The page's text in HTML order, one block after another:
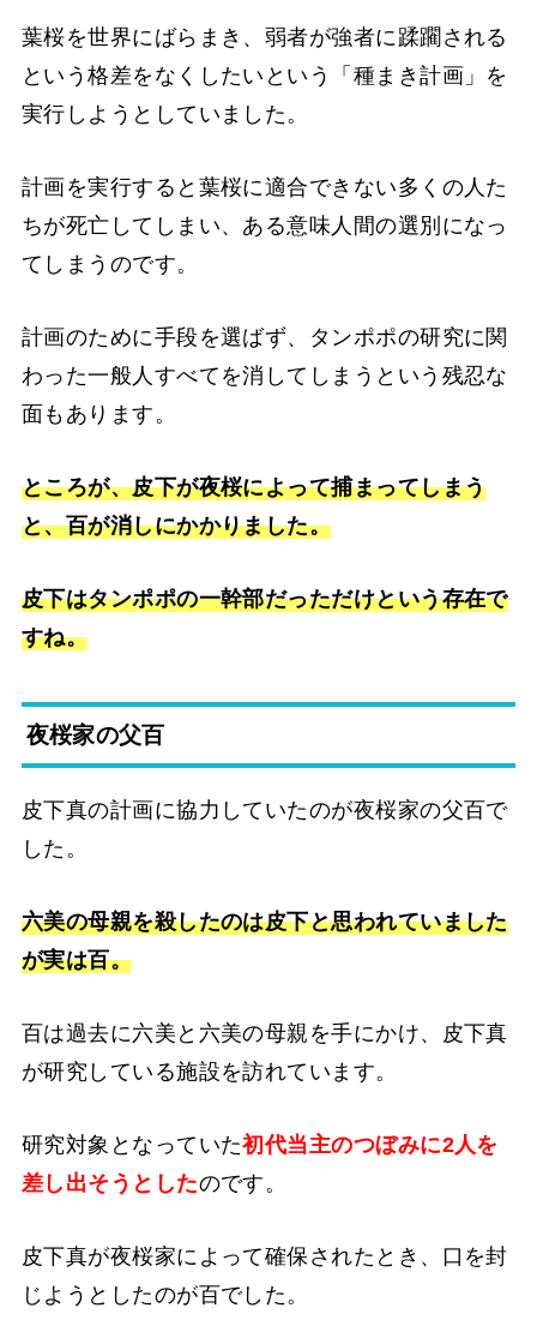
葉桜を世界にばらまき、弱者が強者に蹂躙される
という格差をなくしたいという「種まき計画」を
実行しようとしていました。
計画を実行すると葉桜に適合できない多くの人た
ちが死亡してしまい、ある意味人間の選別になっ
てしまうのです。
計画のために手段を選ばず、タンポポの研究に関
わった一般人すべてを消してしまうという残忍な
面もあります。
ところが、皮下が夜桜によって捕まってしまう
と、百が消しにかかりました。
皮下はタンポポの一幹部だっただけという存在で
すね。
夜桜家の父百
皮下真の計画に協力していたのが夜桜家の父百で
した。
六美の母親を殺したのは皮下と思われていました
が実は百。
百は過去に六美と六美の母親を手にかけ、皮下真
が研究している施設を訪れています。
研究対象となっていた初代当主のつぼみに2人を
差し出そうとしたのです。
皮下真が夜桜家によって確保されたとき、口を封
じようとしたのが百でした。